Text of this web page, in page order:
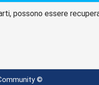
possono essere
©